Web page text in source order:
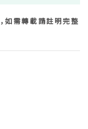
如需轉載請註明完整